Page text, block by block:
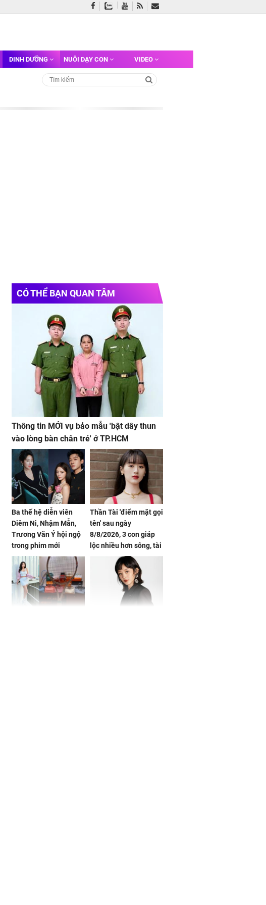
DINH DƯỠNG NUÔI DẠY CON VIDEO
CÓ THỂ BẠN QUAN TÂM
Thông tin MỚI vụ bảo mẫu 'bật dây thun
vào lòng bàn chân trẻ' ở TP.HCM
Ba thế hệ diễn viên
Diêm Ni, Nhậm Mẫn,
Trương Vãn Ý hội ngộ
trong phim mới
Thần Tài 'điểm mặt gọi
tên' sau ngày
8/8/2026, 3 con giáp
lộc nhiều hơn sông, tài
vận sáng như trăng
Rằm, chính thức hết